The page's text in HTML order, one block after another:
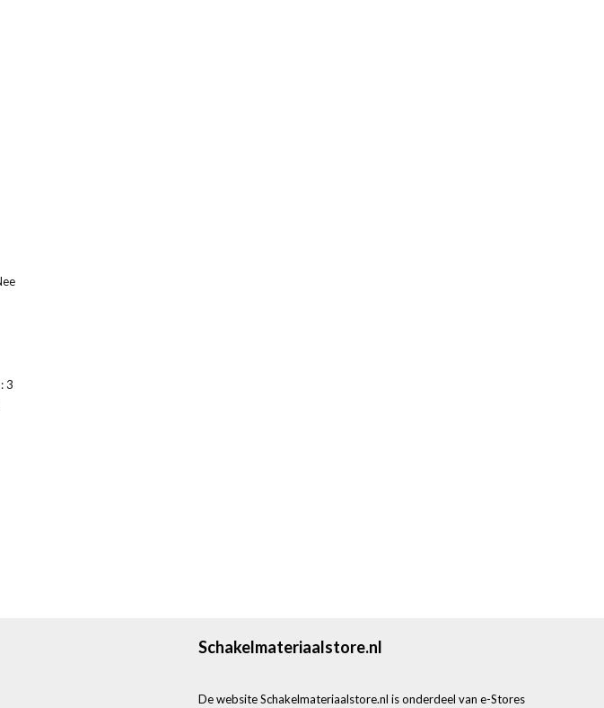
3
Schakelmateriaalstore.nl
De website Schakelmateriaalstore.nl is onderdeel van e-Stores